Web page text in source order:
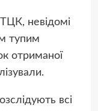
невідомі
тупим
отриманої
всі